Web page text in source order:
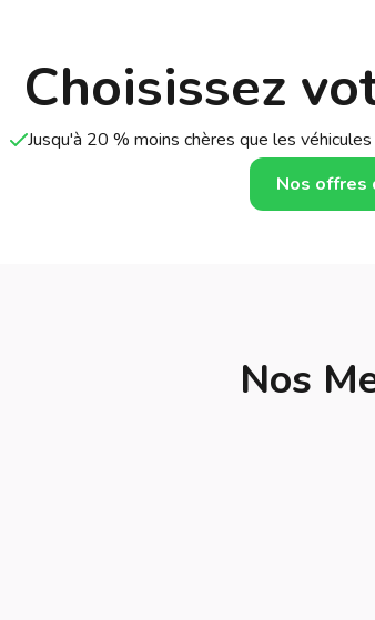
Choisissez
Jusqu'à 20 % moins chères que les
Nos offres
Nos